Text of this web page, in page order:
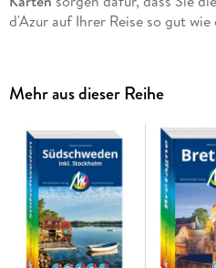
d'Azur auf Ihrer Reise so gut
Mehr aus dieser Reihe